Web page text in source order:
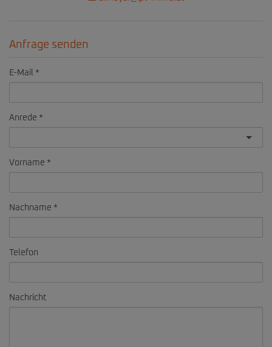
Anfrage senden
E-Mail
Anrede
Vorname
Nachname
Telefon
Nachricht